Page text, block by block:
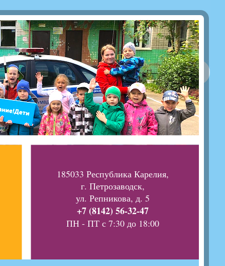
185033 Республика Карелия,
г. Петрозаводск,
ул. Репникова, д. 5
+7 (8142) 56-32-47
ПН - ПТ с 7:30 до 18:00